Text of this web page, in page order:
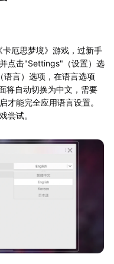
卡厄思梦境》游戏，过新手
点击"Settings"（设置）选
言）选项，在语言选项
将自动切换为中文，需要
才能完全应用语言设置。
尝试。